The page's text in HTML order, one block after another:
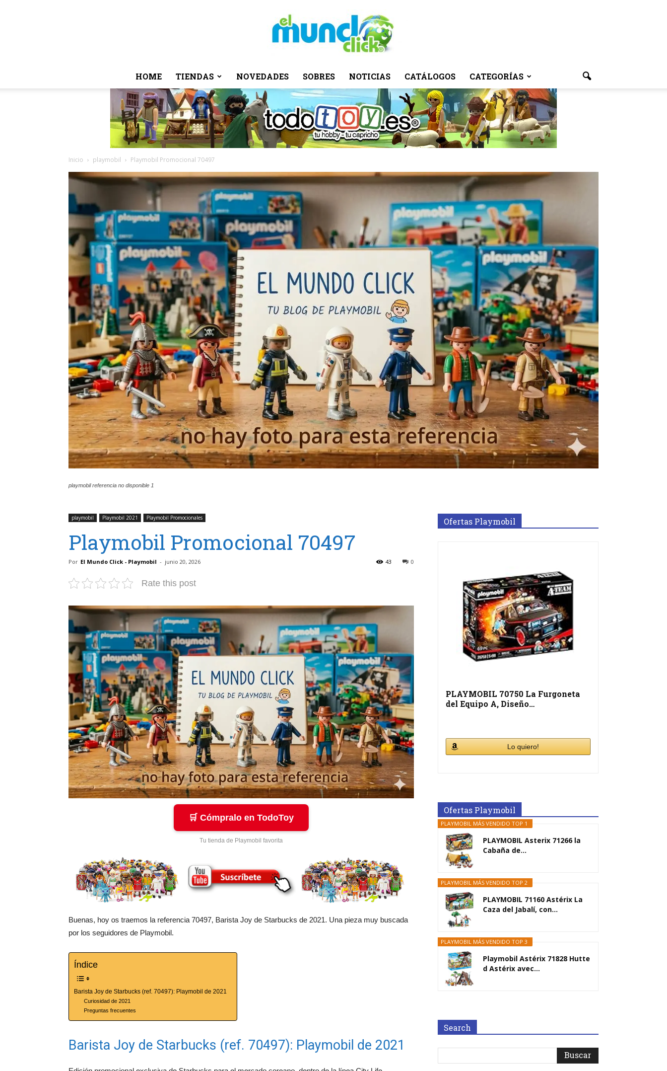
El
HOME TIENDAS NOVEDADES SOBRES NOTICIAS CATÁLOGOS CATEGORÍAS
Inicio playmobil Playmobil Promocional 70497
playmobil referencia no disponible 1
playmobil Playmobil 2021 Playmobil Promocionales
Playmobil Promocional 70497
Por El Mundo Click - Playmobil - junio 20, 2026 0
43
Rate this post
🛒 Cómpralo en TodoToy
Tu tienda de Playmobil favorita
Buenas, hoy os traemos la referencia 70497, Barista Joy de Starbucks de 2021. Una pieza muy buscada
por los seguidores de Playmobil.
Índice
Barista Joy de Starbucks (ref. 70497): Playmobil de 2021
Curiosidad de 2021
Preguntas frecuentes
Barista Joy de Starbucks (ref. 70497): Playmobil de 2021
Ofertas Playmobil
PLAYMOBIL 70750 La Furgoneta
del Equipo A, Diseño…
Lo quiero!
Ofertas Playmobil
PLAYMOBIL MÁS VENDIDO TOP 1
PLAYMOBIL Asterix 71266 la
Cabaña de...
PLAYMOBIL MÁS VENDIDO TOP 2
PLAYMOBIL 71160 Astérix La
Caza del Jabalí, con...
PLAYMOBIL MÁS VENDIDO TOP 3
Playmobil Astérix 71828 Hutte
d Astérix avec...
Search